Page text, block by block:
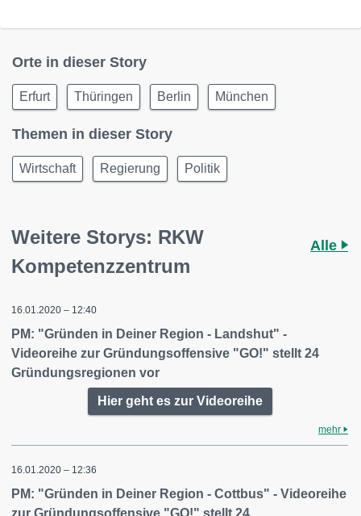
Orte in dieser Story
Erfurt Thüringen Berlin München
Themen in dieser Story
Wirtschaft Regierung Politik
Weitere Storys: RKW
Kompetenzzentrum
Alle
16.01.2020 – 12:40
PM: "Gründen in Deiner Region - Landshut" -
Videoreihe zur Gründungsoffensive "GO!" stellt 24
Gründungsregionen vor
Hier geht es zur Videoreihe
mehr
16.01.2020 – 12:36
PM: "Gründen in Deiner Region - Cottbus" - Videoreihe
zur Gründungsoffensive "GO!" stellt 24